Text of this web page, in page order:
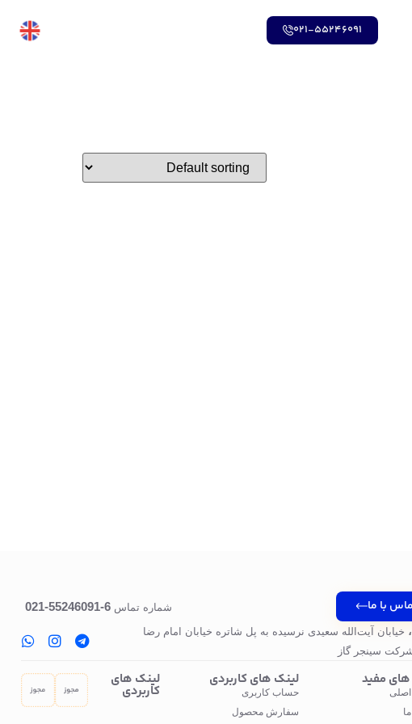
021-55246091
با ما شماره تماس 6-55246091-021
خیابان آیت‌الله سعیدی نرسیده به پل‌ شاتره خیابان امام رضا
سینجر گاز
مفید لینک های کاربردی
حساب کاربری
سفارش محصول
لینک های
کاربردی